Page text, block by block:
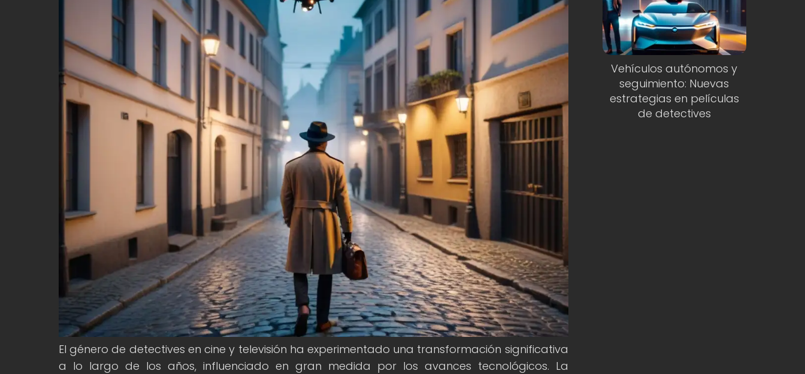
El género de detectives en cine y televisión ha experimentado una transformación significativa
a lo largo de los años, influenciado en gran medida por los avances tecnológicos. La
Vehículos autónomos y
seguimiento: Nuevas
estrategias en películas
de detectives